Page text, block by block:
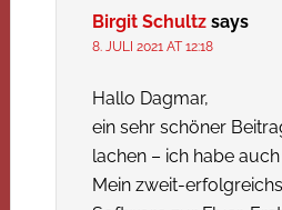
Birgit Schultz says
8. JULI 2021 AT 12:18
Hallo Dagmar,
ein sehr schöner
lachen – ich habe
Mein zweit-